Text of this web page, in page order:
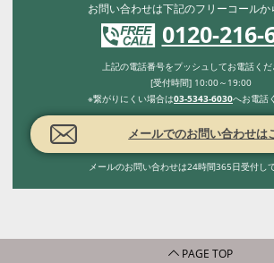
お問い合わせは下記のフリーコールか
0120-216-
上記の電話番号をプッシュしてお電話くだ
[受付時間] 10:00～19:00
※繋がりにくい場合は03-5343-6030へお電話
メールでのお問い合わせは
メールのお問い合わせは24時間365日受付して
PAGE TOP